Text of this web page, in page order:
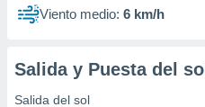
Viento medio: 6 km/h
Salida y Puesta del sol
Salida del sol